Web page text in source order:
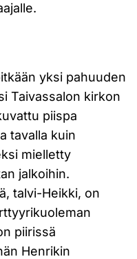
yksi pahuuden
Taivassalon kirkon
piispa
tavalla kuin
mielletty
jalkoihin.
talvi-Heikki, on
piirissä
Henrikin